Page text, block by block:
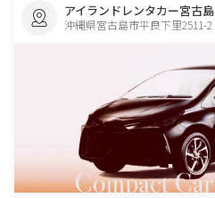
アイランドレンタカー宮古島
沖縄県宮古島市平良下里2511-2